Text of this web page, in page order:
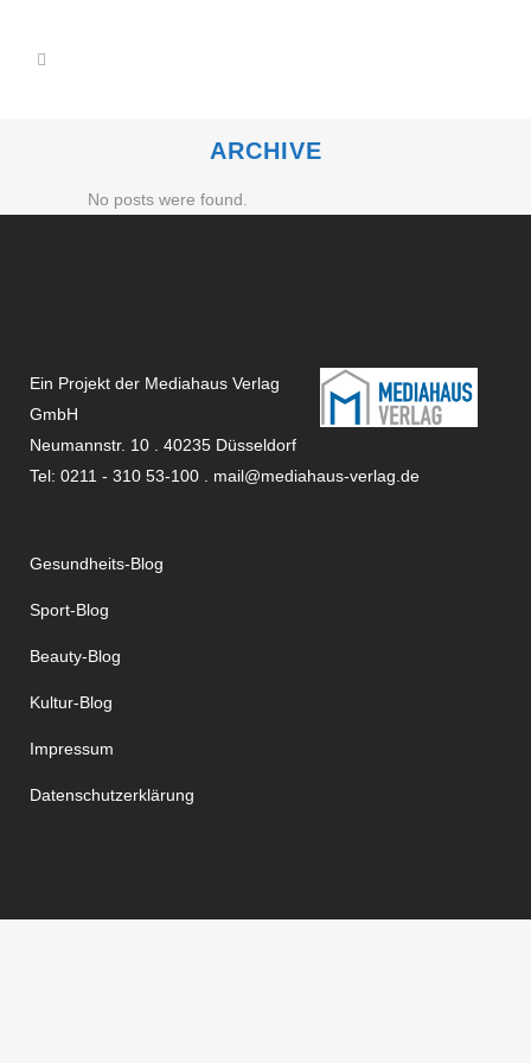
ARCHIVE
No posts were found.
Ein Projekt der Mediahaus Verlag
GmbH
Neumannstr. 10 . 40235 Düsseldorf
Tel: 0211 - 310 53-100 . mail@mediahaus-verlag.de
Gesundheits-Blog
Sport-Blog
Beauty-Blog
Kultur-Blog
Impressum
Datenschutzerklärung